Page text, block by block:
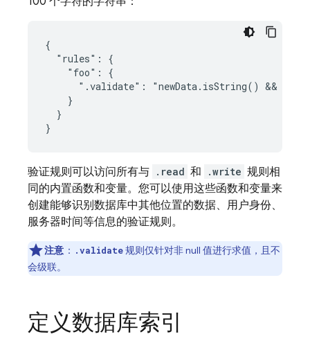
{
  "rules": {
    "foo": {
".validate": "newData.isString() &&
    }
  }
}
验证规则可以访问所有与 .read 和 .write 规则相
同的内置函数和变量。您可以使用这些函数和变量来
创建能够识别数据库中其他位置的数据、用户身份、
服务器时间等信息的验证规则。
注意 ： .validate规则仅针对非 null 值进行求值，且不
会级联。
定义数据库索引